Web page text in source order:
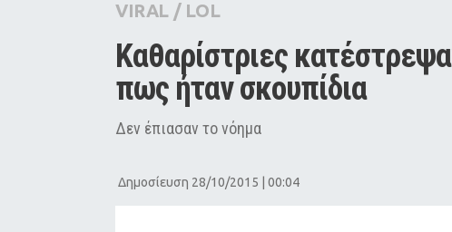
Pop Culture
Agenda
VIRAL / LOL
Καθαρίστριες
πως ήταν σκουπίδια
Δεν έπιασαν το νόημα
Δημοσίευση 28/10/2015 | 00:04